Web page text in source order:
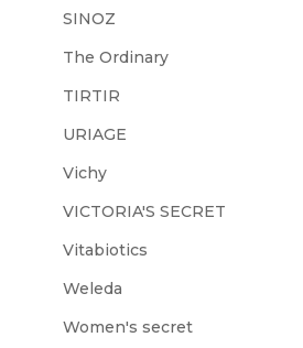
SINOZ
The Ordinary
TIRTIR
URIAGE
Vichy
VICTORIA'S SECRET
Vitabiotics
Weleda
Women's secret